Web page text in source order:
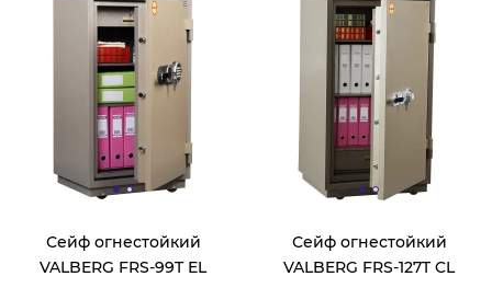
Сейф огнестойкий
VALBERG FRS-99T EL
Сейф огнестойкий
VALBERG FRS-127T CL